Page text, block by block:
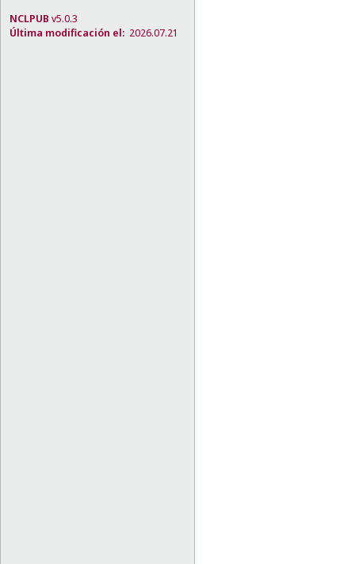
NCLPUB v5.0.3
Última modificación el: 2026.07.21